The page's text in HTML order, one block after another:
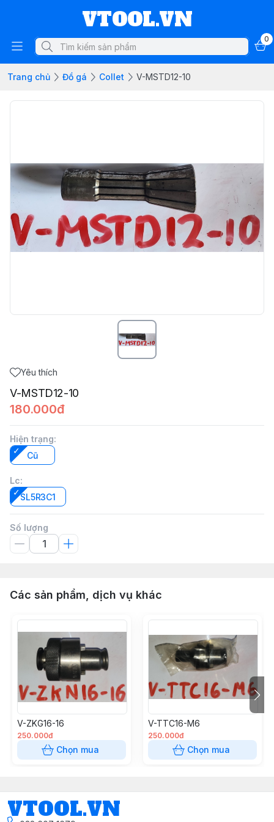
VTOOL.VN
0
Trang chủ Đồ gá Collet V-MSTD12-10
Yêu thích
V-MSTD12-10
180.000đ
Hiện trạng:
Cũ
Lc:
SL5R3C1
Số lượng
Các sản phẩm, dịch vụ khác
V-ZKG16-16
250.000đ
Chọn mua
V-TTC16-M6
250.000đ
Chọn mua
VTOOL.VN